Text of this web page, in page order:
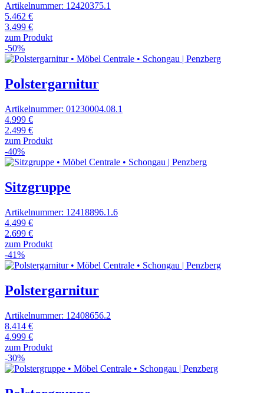
Artikelnummer: 12420375.1
5.462 €
3.499 €
zum Produkt
-50%
Polstergarnitur
Artikelnummer: 01230004.08.1
4.999 €
2.499 €
zum Produkt
-40%
Sitzgruppe
Artikelnummer: 12418896.1.6
4.499 €
2.699 €
zum Produkt
-41%
Polstergarnitur
Artikelnummer: 12408656.2
8.414 €
4.999 €
zum Produkt
-30%